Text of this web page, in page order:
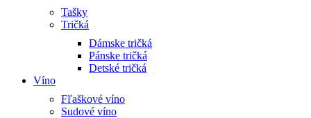
Tašky
Tričká
Dámske tričká
Pánske tričká
Detské tričká
Víno
Fľaškové víno
Sudové víno